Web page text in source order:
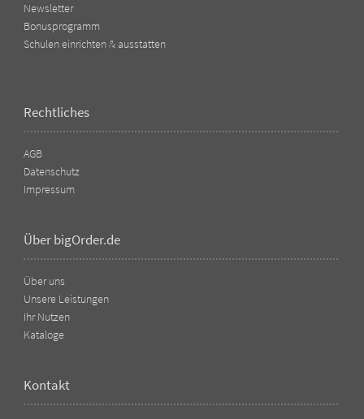
Newsletter
Bonusprogramm
Schulen einrichten & ausstatten
Rechtliches
AGB
Datenschutz
Impressum
Über bigOrder.de
Über uns
Unsere Leistungen
Ihr Nutzen
Kataloge
Kontakt